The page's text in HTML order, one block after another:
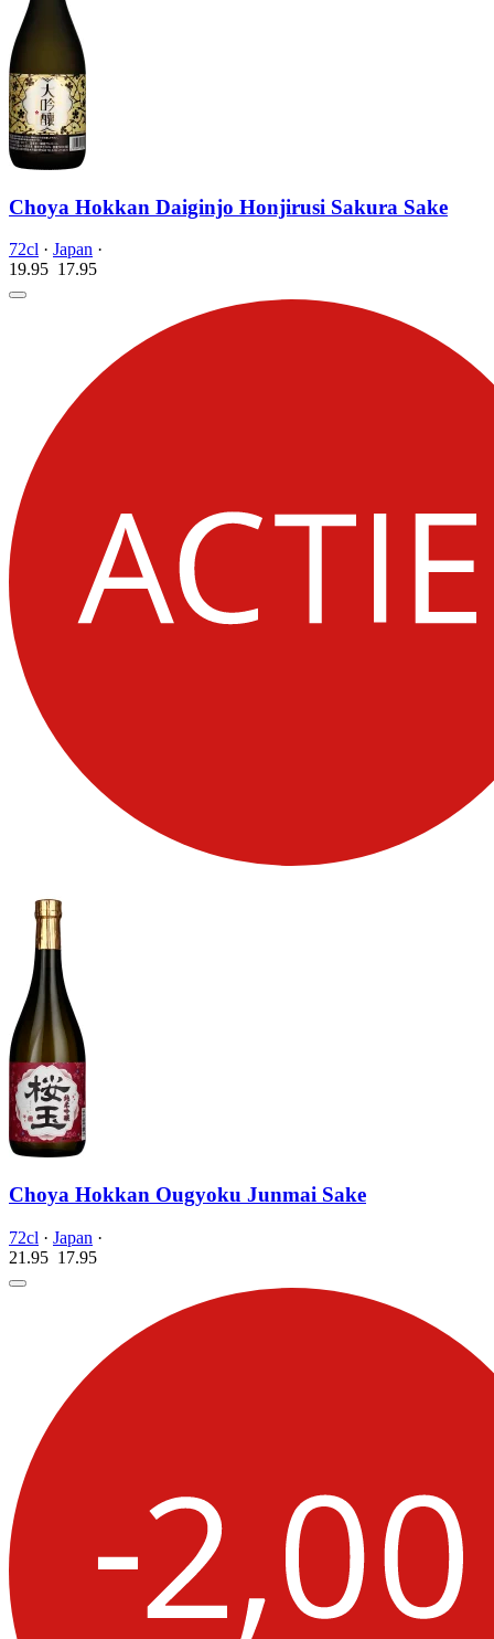
Choya Hokkan Daiginjo Honjirusi Sakura Sake
72cl · Japan ·
19.95 17.95
Choya Hokkan Ougyoku Junmai Sake
72cl · Japan ·
21.95 17.95